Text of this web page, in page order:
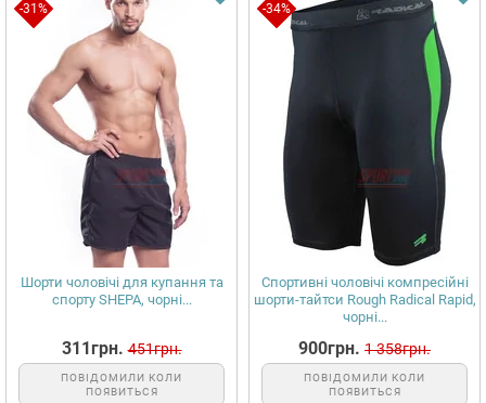
-31%
Шорти чоловічі для купання та
спорту SHEPA, чорні...
311грн. 451грн.
ПОВІДОМИЛИ КОЛИ
ПОЯВИТЬСЯ
-34%
Спортивні чоловічі компресійні
шорти-тайтси Rough Radical Rapid,
чорні...
900грн. 1 358грн.
ПОВІДОМИЛИ КОЛИ
ПОЯВИТЬСЯ